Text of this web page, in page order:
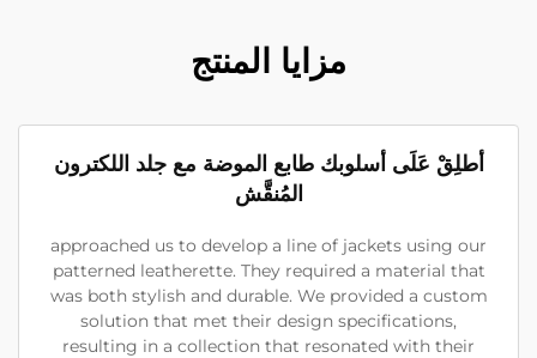
مزايا المنتج
أطلِقْ عَلَى أسلوبك طابع الموضة مع جلد اللكترون
المُنقَّش
approached us to develop a line of jackets using our
patterned leatherette. They required a material that
was both stylish and durable. We provided a custom
solution that met their design specifications,
resulting in a collection that resonated with their